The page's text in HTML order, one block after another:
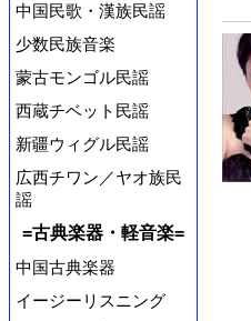
中国民歌・漢族民謡
少数民族音楽
蒙古モンゴル民謡
西蔵チベット民謡
新疆ウィグル民謡
広西チワン／ヤオ族民
謡
=古典楽器・軽音楽=
中国古典楽器
イージーリスニング